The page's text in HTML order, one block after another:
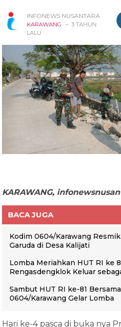
INFONEWS NUSANTARA
KARAWANG - 3 TAHUN
LALU
KARAWANG,
BACA JUGA
Kodim 0604/Karawang
Garuda di Desa Kalijati
Lomba Meriahkan HUT RI ke
Rengasdengklok Keluar
Sambut HUT RI ke-81
0604/Karawang Gelar Lomba
Hari ke-4 pasca di buka nya